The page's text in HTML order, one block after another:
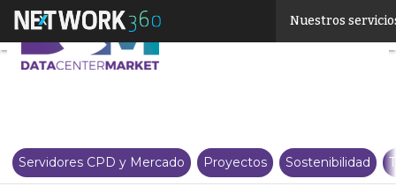
Nuestros
Servidores CPD y Mercado Proyectos Sostenibilidad